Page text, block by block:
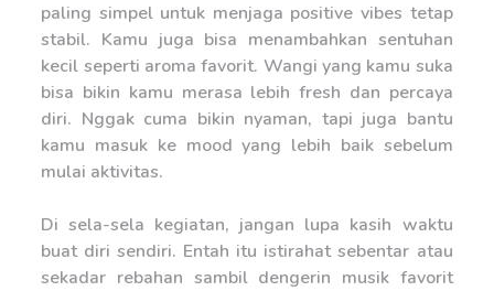
paling simpel untuk menjaga positive vibes tetap
stabil. Kamu juga bisa menambahkan sentuhan
kecil seperti aroma favorit. Wangi yang kamu suka
bisa bikin kamu merasa lebih fresh dan percaya
diri. Nggak cuma bikin nyaman, tapi juga bantu
kamu masuk ke mood yang lebih baik sebelum
mulai aktivitas.
Di sela-sela kegiatan, jangan lupa kasih waktu
buat diri sendiri. Entah itu istirahat sebentar atau
sekadar rebahan sambil dengerin musik favorit